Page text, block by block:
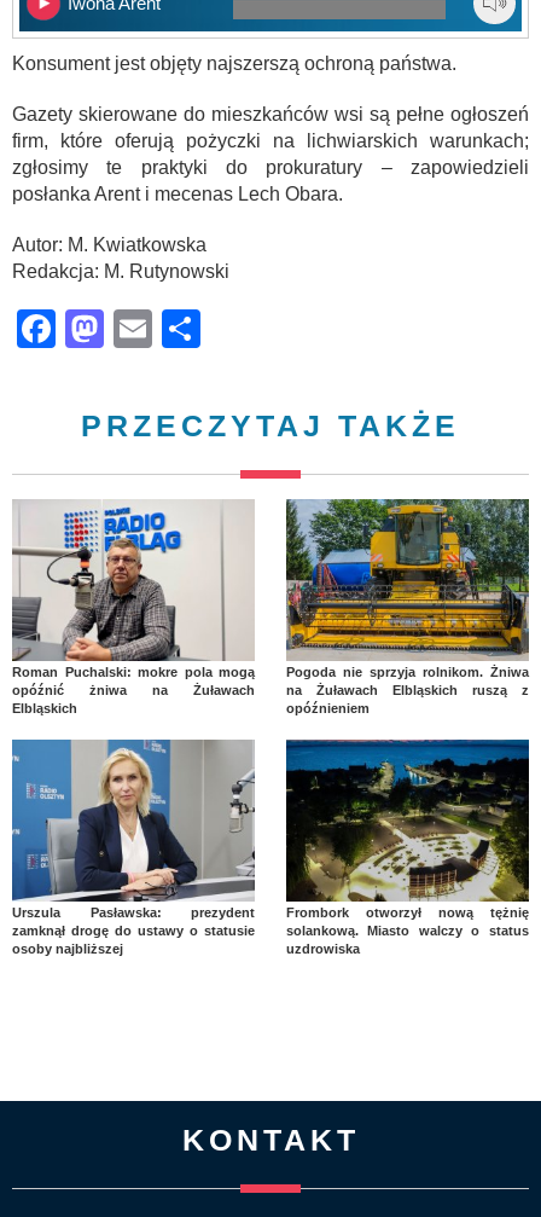
Konsument jest objęty najszerszą ochroną państwa.
Gazety skierowane do mieszkańców wsi są pełne ogłoszeń
firm, które oferują pożyczki na lichwiarskich warunkach;
zgłosimy te praktyki do prokuratury – zapowiedzieli
posłanka Arent i mecenas Lech Obara.
Autor: M. Kwiatkowska
Redakcja: M. Rutynowski
Facebook
Mastodon
Email
PRZECZYTAJ TAKŻE
Roman Puchalski: mokre pola mogą
opóźnić żniwa na Żuławach
Elbląskich
Pogoda nie sprzyja rolnikom. Żniwa
na Żuławach Elbląskich ruszą z
opóźnieniem
Urszula Pasławska: prezydent
zamknął drogę do ustawy o statusie
osoby najbliższej
Frombork otworzył nową tężnię
solankową. Miasto walczy o status
uzdrowiska
KONTAKT